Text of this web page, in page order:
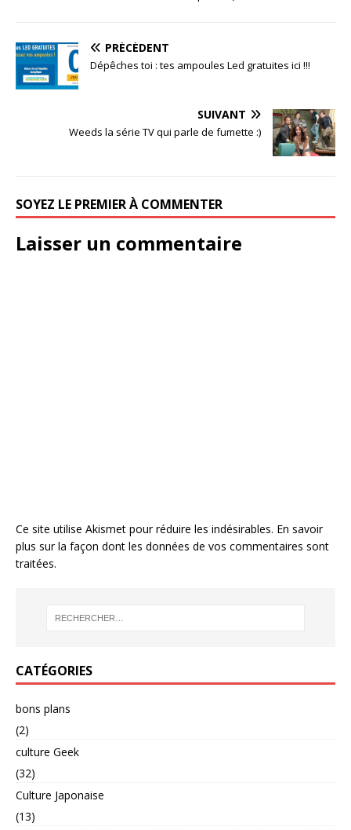
PRÉCÉDENT
Dépêches toi : tes ampoules Led gratuites ici !!!
SUIVANT
Weeds la série TV qui parle de fumette :)
SOYEZ LE PREMIER À COMMENTER
Laisser un commentaire
Ce site utilise Akismet pour réduire les indésirables. En savoir
plus sur la façon dont les données de vos commentaires sont
traitées.
CATÉGORIES
bons plans
(2)
culture Geek
(32)
Culture Japonaise
(13)